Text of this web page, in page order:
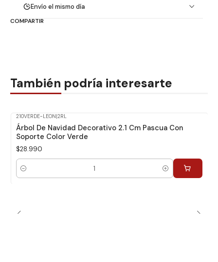
Envío el mismo día
COMPARTIR
También podría interesarte
210VERDE-LEON|2RL
Árbol De Navidad Decorativo 2.1 Cm Pascua Con
Soporte Color Verde
$28.990
Cantidad